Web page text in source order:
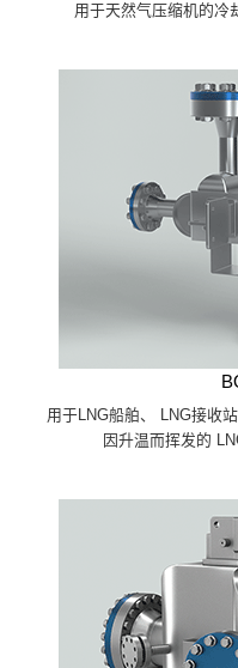
用于天然气压缩机的冷
用于LNG船舶、 LNG接收
因升温而挥发的